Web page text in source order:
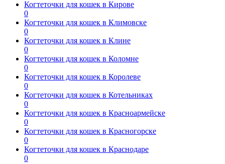
Когтеточки для кошек в Кирове
0
Когтеточки для кошек в Климовске
0
Когтеточки для кошек в Клине
0
Когтеточки для кошек в Коломне
0
Когтеточки для кошек в Королеве
0
Когтеточки для кошек в Котельниках
0
Когтеточки для кошек в Красноармейске
0
Когтеточки для кошек в Красногорске
0
Когтеточки для кошек в Краснодаре
0